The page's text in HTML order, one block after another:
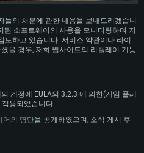
구사항
들의 처분에 관한 내용을 보내드리겠습니
된 소프트웨어의 사용을 모니터링하며 저
토하고 있습니다. 서비스 약관이나 라이
을 경우, 저희 웹사이트의 리플레이 기능
계정에 EULA의 3.2.3 에 의한(게임 플레
용되었습니다.
어의 명단을 공개하였으며, 소식 게시 후